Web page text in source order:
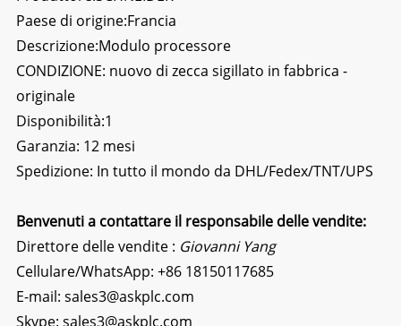
Paese di origine:Francia
Descrizione:Modulo processore
CONDIZIONE: nuovo di zecca sigillato in fabbrica -
originale
Disponibilità:1
Garanzia: 12 mesi
Spedizione: In tutto il mondo da DHL/Fedex/TNT/UPS
Benvenuti a contattare il responsabile delle vendite:
Direttore delle vendite : Giovanni Yang
Cellulare/WhatsApp: +86 18150117685
E-mail: sales3@askplc.com
Skype: sales3@askplc.com